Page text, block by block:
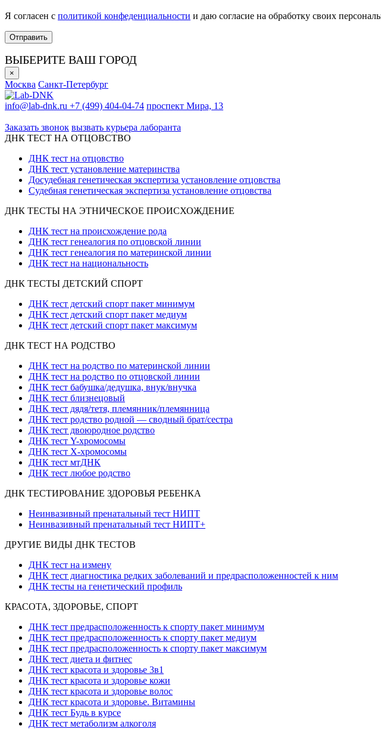
Я согласен с политикой конфеденциальности и даю согласие на обработку своих
ВЫБЕРИТЕ ВАШ ГОРОД
×
Москва Санкт-Петербург
info@lab-dnk.ru +7 (499) 404-04-74 проспект Мира, 13
Заказать звонок вызвать курьера лаборанта
ДНК ТЕСТ НА ОТЦОВСТВО
ДНК тест на отцовство
ДНК тест установление материнства
Досудебная генетическая экспертиза установление отцовства
Судебная генетическая экспертиза установление отцовства
ДНК ТЕСТЫ НА ЭТНИЧЕСКОЕ ПРОИСХОЖДЕНИЕ
ДНК тест на происхождение рода
ДНК тест генеалогия по отцовской линии
ДНК тест генеалогия по материнской линии
ДНК тест на национальность
ДНК ТЕСТЫ ДЕТСКИЙ СПОРТ
ДНК тест детский спорт пакет минимум
ДНК тест детский спорт пакет медиум
ДНК тест детский спорт пакет максимум
ДНК ТЕСТ НА РОДСТВО
ДНК тест на родство по материнской линии
ДНК тест на родство по отцовской линии
ДНК тест бабушка/дедушка, внук/внучка
ДНК тест близнецовый
ДНК тест дядя/тетя, племянник/племянница
ДНК тест родство родной — сводный брат/сестра
ДНК тест двоюродное родство
ДНК тест Y-хромосомы
ДНК тест X-хромосомы
ДНК тест мтДНК
ДНК тест любое родство
ДНК ТЕСТИРОВАНИЕ ЗДОРОВЬЯ РЕБЕНКА
Неинвазивный пренатальный тест НИПТ
Неинвазивный пренатальный тест НИПТ+
ДРУГИЕ ВИДЫ ДНК ТЕСТОВ
ДНК тест на измену
ДНК тест диагностика редких заболеваний и предрасположенностей к ним
ДНК тесты на генетический профиль
КРАСОТА, ЗДОРОВЬЕ, СПОРТ
ДНК тест предрасположенность к спорту пакет минимум
ДНК тест предрасположенность к спорту пакет медиум
ДНК тест предрасположенность к спорту пакет максимум
ДНК тест диета и фитнес
ДНК тест красота и здоровье 3в1
ДНК тест красота и здоровье кожи
ДНК тест красота и здоровье волос
ДНК тест красота и здоровье. Витамины
ДНК тест Будь в курсе
ДНК тест метаболизм алкоголя